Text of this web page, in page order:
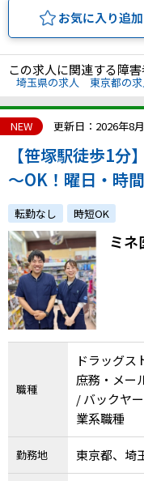
お気に入り追加
この求人に関連する障
埼玉県の求人 東京都の求
NEW 更新日：2026年8
【笹塚駅徒歩1
～OK！曜日・時
もOK！未経験OK
転勤なし 時短OK
ミネ
職種
ドラッグス
庶務・メー
/ バックヤ
業系職種
勤務地 東京都、埼